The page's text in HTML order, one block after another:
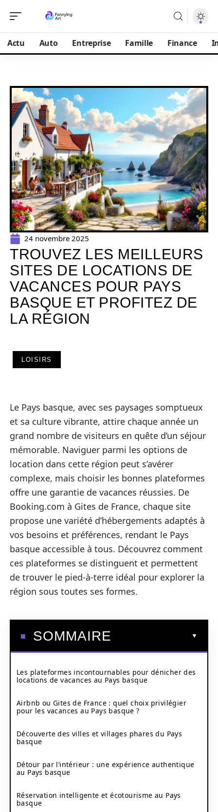
Actu Auto Entreprise Famille Finance
24 novembre 2025
TROUVEZ LES MEILLEURS
SITES DE LOCATIONS DE
VACANCES POUR PAYS
BASQUE ET PROFITEZ DE
LA RÉGION
LOISIRS
Le Pays basque, avec ses paysages somptueux
et sa culture vibrante, attire chaque année un
grand nombre de visiteurs en quête d’un séjour
mémorable. Naviguer parmi les options de
location dans cette région peut s’avérer
complexe, mais choisir les bonnes plateformes
offre une garantie de vacances réussies. De
Booking.com à Gites de France, chaque site
propose une variété d’hébergements adaptés à
vos besoins et préférences, rendant le Pays
basque accessible à tous. Découvrez comment
ces plateformes se distinguent et permettent
de trouver le pied-à-terre idéal pour explorer la
région sous toutes ses formes.
SOMMAIRE
Les plateformes incontournables pour dénicher des
locations de vacances au Pays basque
Airbnb ou Gites de France : quel choix privilégier
pour les vacances au Pays basque ?
Découverte des villes et villages phares du Pays
basque
Détour par l’intérieur : une expérience authentique
au Pays basque
Réservation intelligente et écotourisme au Pays
basque